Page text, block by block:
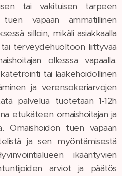
tai vakituisen tarpeen
vapaan ammatillinen
silloin, mikäli asiakkaalla
terveydehuoltoon liittyvää
ollesssa vapaalla.
tai lääkehoidollinen
ja verensokeriarvojen
palvelua tuotetaan 1-12h
etukäteen omaishoitajan ja
Omaishoidon tuen vapaan
ja sen myöntämisestä
ikääntyvien
arviot ja päätös